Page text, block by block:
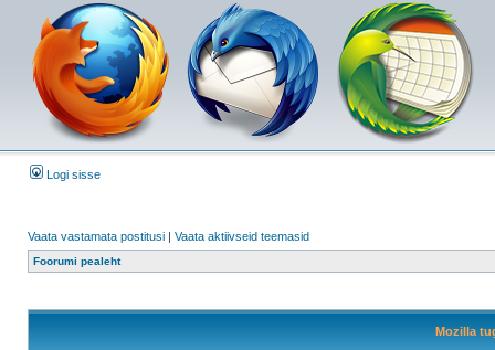
Logi sisse
Vaata vastamata postitusi | Vaata aktiivseid teemasid
Foorumi pealeht
Mozilla